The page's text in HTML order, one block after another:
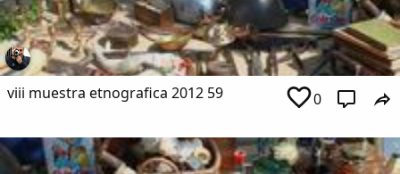
viii muestra etnografica 2012 59 0